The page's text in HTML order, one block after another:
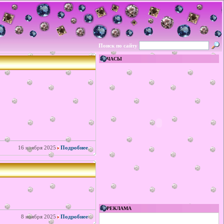
Поиск по сайту
16 ноября 2025 Подробнее
8 ноября 2025 Подробнее
ЧАСЫ
РЕКЛАМА